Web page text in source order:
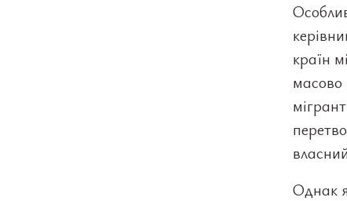
країн
Однак